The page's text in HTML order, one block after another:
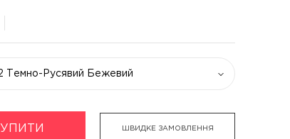
Хімічна завивка волосся
Темно-Русявий Бежевий
ШВИДКЕ ЗАМОВЛЕННЯ